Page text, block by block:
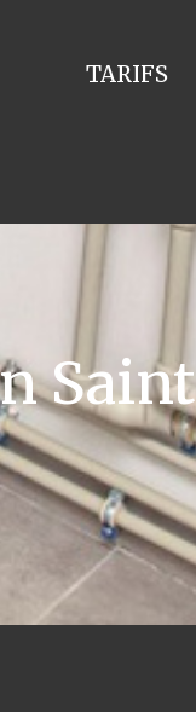
TARIFS
Saint